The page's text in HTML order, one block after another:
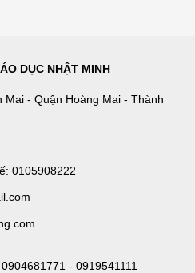
DỤC NHẬT MINH
Mai - Quận Hoàng Mai - Thành
0105908222
- 0919541111